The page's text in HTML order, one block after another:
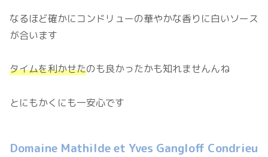
なるほど確かにコンドリューの華やかな香りに白いソース
が合います
タイムを利かせたのも良かったかも知れませんんね
とにもかくにも一安心です
Domaine Mathilde et Yves Gangloff Condrieu